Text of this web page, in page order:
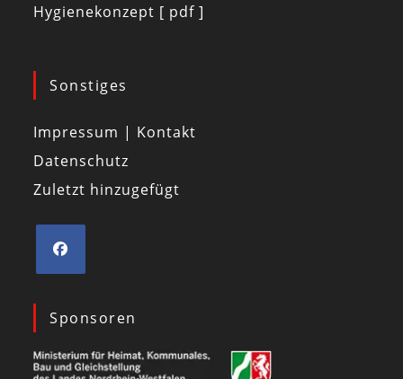
Hygienekonzept [ pdf ]
Sonstiges
Impressum | Kontakt
Datenschutz
Zuletzt hinzugefügt
Sponsoren